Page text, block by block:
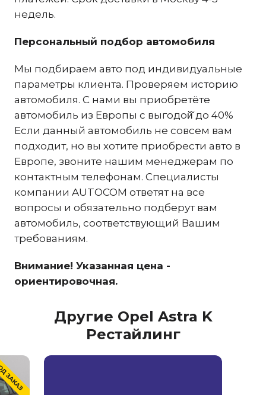
недель.
Персональный подбор автомобиля
Мы подбираем авто под индивидуальные
параметры клиента. Проверяем историю
автомобиля. С нами вы приобретёте
автомобиль из Европы с выгодой̆ до 40%
Если данный автомобиль не совсем вам
подходит, но вы хотите приобрести авто в
Европе, звоните нашим менеджерам по
контактным телефонам. Специалисты
компании AUTOCOM ответят на все
вопросы и обязательно подберут вам
автомобиль, соответствующий Вашим
требованиям.
Внимание! Указанная цена -
ориентировочная.
Другие Opel Astra K
Рестайлинг